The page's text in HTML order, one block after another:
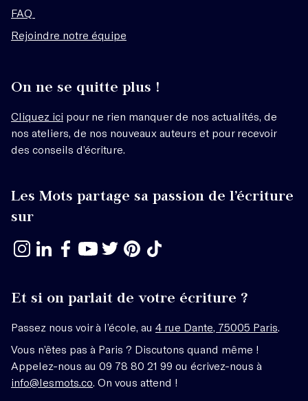
FAQ
Rejoindre notre équipe
On ne se quitte plus !
Cliquez ici pour ne rien manquer de nos actualités, de
nos ateliers, de nos nouveaux auteurs et pour recevoir
des conseils d’écriture.
Les Mots partage sa passion de l’écriture
sur
Et si on parlait de votre écriture ?
Passez nous voir à l’école, au 4 rue Dante, 75005 Paris
Vous n’êtes pas à Paris ? Discutons quand même !
Appelez-nous au 09 78 80 21 99 ou écrivez-nous à
info@lesmots.co . On vous attend !